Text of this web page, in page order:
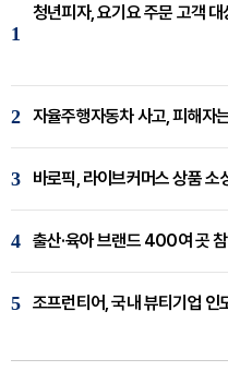
1
청년피자, 요기요 주문 고객 대
2 자율주행자동차 사고, 피해자
3 바로픽, 라이브커머스 상품 소
4 출산·육아 브랜드 400여 곳
5 조프런티어, 국내 뷰티기업 인